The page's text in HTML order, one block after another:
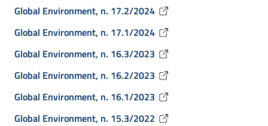
Global Environment, n. 17.2/2024
Global Environment, n. 17.1/2024
Global Environment, n. 16.3/2023
Global Environment, n. 16.2/2023
Global Environment, n. 16.1/2023
Global Environment, n. 15.3/2022